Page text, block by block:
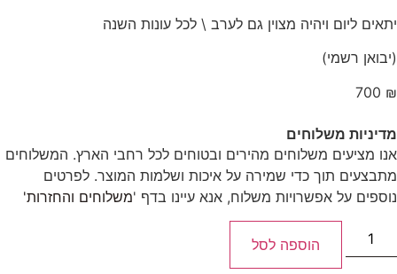
יתאים ליום ויהיה מצוין גם לערב \ לכל עונות השנה
(יבואן רשמי)
700 ₪
מדיניות משלוחים
אנו מציעים משלוחים מהירים ובטוחים לכל רחבי הארץ. המשלוחים
מתבצעים תוך כדי שמירה על איכות ושלמות המוצר. לפרטים
נוספים על אפשרויות משלוח, אנא עיינו בדף 'משלוחים והחזרות'
הוספה לסל